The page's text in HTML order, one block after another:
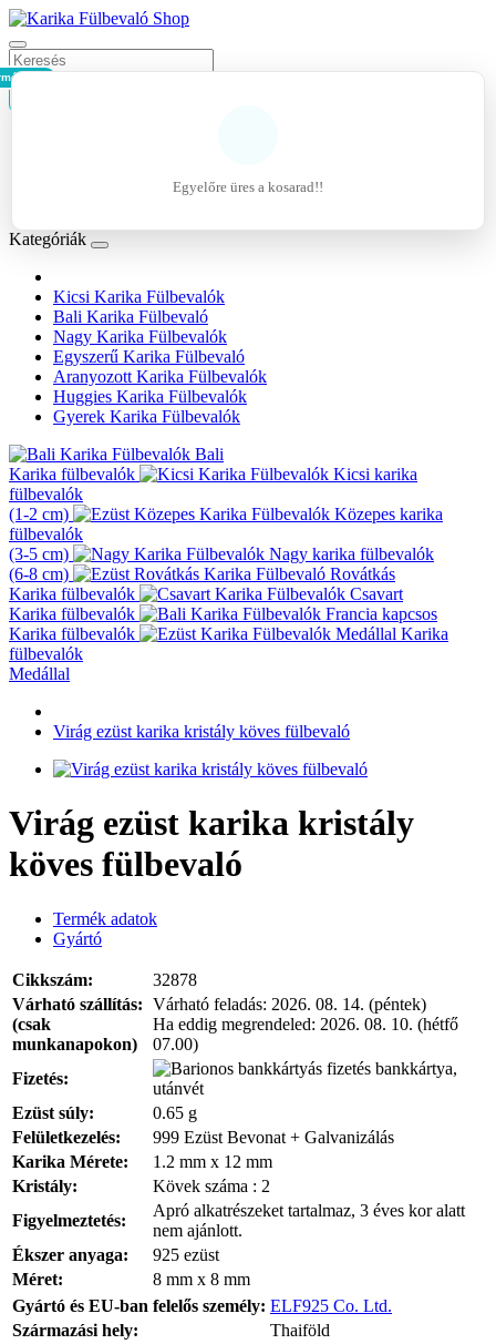
- 0Ft
Egyelőre üres a kosarad!!
Kategóriák
Kicsi Karika Fülbevalók
Bali Karika Fülbevaló
Nagy Karika Fülbevalók
Egyszerű Karika Fülbevaló
Aranyozott Karika Fülbevalók
Huggies Karika Fülbevalók
Gyerek Karika Fülbevalók
Bali
Karika fülbevalók
Kicsi karika
fülbevalók
(1-2 cm)
Közepes karika
fülbevalók
(3-5 cm)
Nagy karika fülbevalók
(6-8 cm)
Rovátkás
Karika fülbevalók
Csavart
Karika fülbevalók
Francia kapcsos
Karika fülbevalók
Karika
fülbevalók
Medállal
Virág ezüst karika kristály köves fülbevaló
Virág ezüst karika kristály
köves fülbevaló
Termék adatok
Gyártó
Cikkszám:
32878
Várható szállítás:
(csak
munkanapokon)
Várható feladás: 2026. 08. 14. (péntek)
Ha eddig megrendeled: 2026. 08. 10. (hétfő
07.00)
Fizetés:
bankkártya,
utánvét
Ezüst súly:
0.65 g
Felületkezelés:
999 Ezüst Bevonat + Galvanizálás
Karika Mérete:
1.2 mm x 12 mm
Kristály:
Kövek száma : 2
Figyelmeztetés:
Apró alkatrészeket tartalmaz, 3 éves kor alatt
nem ajánlott.
Ékszer anyaga:
925 ezüst
Méret:
8 mm x 8 mm
Gyártó és EU-ban felelős személy: ELF925 Co. Ltd.
Származási hely:
Thaiföld